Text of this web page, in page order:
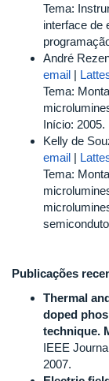
Tema:
interface de
André
email |
Tema:
Início: 2005.
Kelly de
email |
Tema:
Publicações
Thermal
doped
technique.
IEEE
2007.